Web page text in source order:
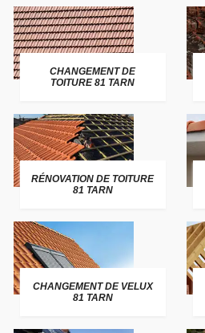
CHANGEMENT DE
TOITURE 81 TARN
RÉNOVATION DE TOITURE
81 TARN
CHANGEMENT DE VELUX
81 TARN